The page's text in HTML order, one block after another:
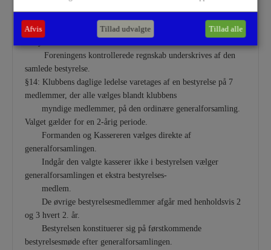
§13: Foreningen tegnes ved underskrift af forretningsudvalget,
ejendom, samt ved optagelse af lån, af den samlede
Foreningens kontrollerede regnskab underskrives af den
samlede bestyrelse.
§14: Klubbens daglige ledelse varetages af en bestyrelse på 7
medlemmer, der alle vælges blandt klubbens
myndige medlemmer, på den ordinære generalforsamling.
Valget gælder for en 2-årig periode.
Formanden og Kassereren vælges direkte af
generalforsamlingen.
Indgår den valgte kasserer ikke i bestyrelsen vælger
generalforsamlingen et ekstra bestyrelses-
medlem.
De øvrige bestyrelsesmedlemmer afgår med henholdsvis 2
og 3 hvert 2. år.
Bestyrelsen konstituerer sig på førstkommende
bestyrelsesmøde efter generalforsamlingen.
Afvis Tillad udvalgte Tillad alle